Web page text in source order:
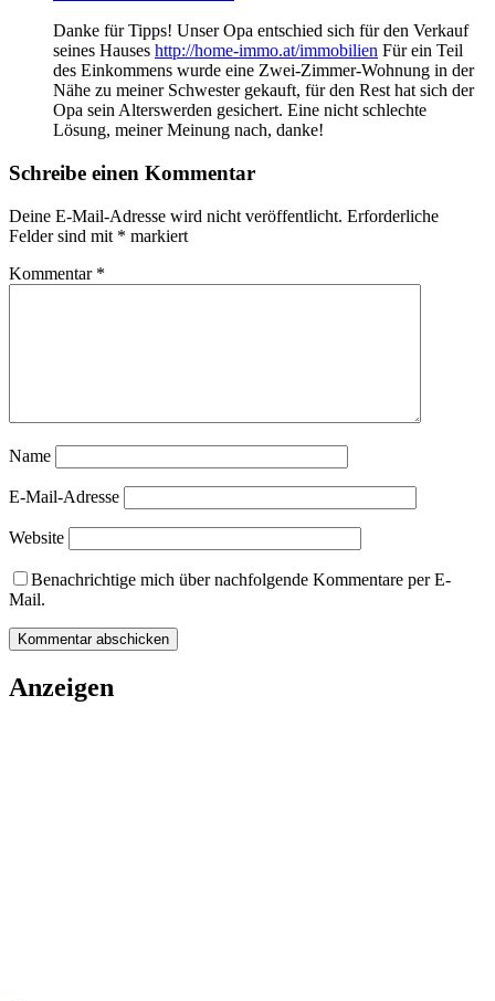
Danke für Tipps! Unser Opa entschied sich für den Verkauf
seines Hauses http://home-immo.at/immobilien Für ein Teil
des Einkommens wurde eine Zwei-Zimmer-Wohnung in der
Nähe zu meiner Schwester gekauft, für den Rest hat sich der
Opa sein Alterswerden gesichert. Eine nicht schlechte
Lösung, meiner Meinung nach, danke!
Schreibe einen Kommentar
Deine E-Mail-Adresse wird nicht veröffentlicht. Erforderliche
Felder sind mit * markiert
Kommentar *
Name
E-Mail-Adresse
Website
Benachrichtige mich über nachfolgende Kommentare per E-
Mail.
Anzeigen